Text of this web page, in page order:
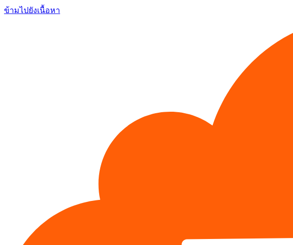
ข้ามไปยังเนื้อหา